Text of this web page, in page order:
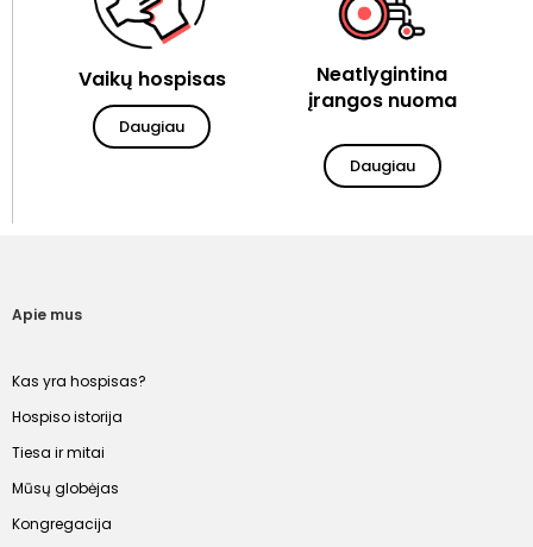
Vaikų hospisas
Daugiau
Neatlygintina
įrangos nuoma
Daugiau
Apie mus
Kas yra hospisas?
Hospiso istorija
Tiesa ir mitai
Mūsų globėjas
Kongregacija